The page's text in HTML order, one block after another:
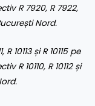
R 7920, R 7922,
Nord.
R 10113 și R 10115 pe
R 10110, R 10112 și